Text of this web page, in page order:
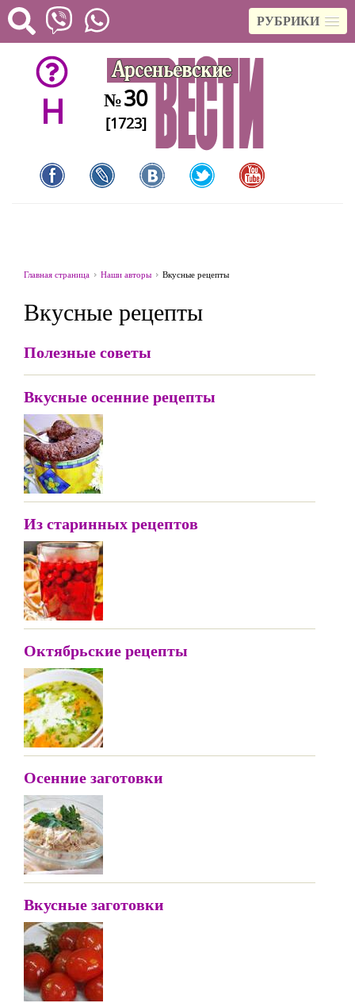
РУБРИКИ
H №30
[1723]
Главная страница Наши авторы Вкусные рецепты
Вкусные рецепты
Полезные советы
Вкусные осенние рецепты
Из старинных рецептов
Октябрьские рецепты
Осенние заготовки
Вкусные заготовки